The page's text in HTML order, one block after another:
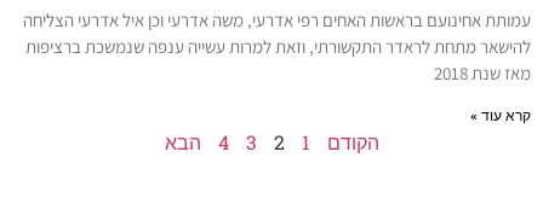
עמותת אחינועם בראשות האחים רפי אדרעי, משה אדרעי וכן איל אדרעי הצליחה
להישאר מתחת לראדר התקשורתי, וזאת למרות עשייה ענפה שנמשכת ברציפות
מאז שנת 2018
קרא עוד »
הקודם 1
2
3
4 הבא